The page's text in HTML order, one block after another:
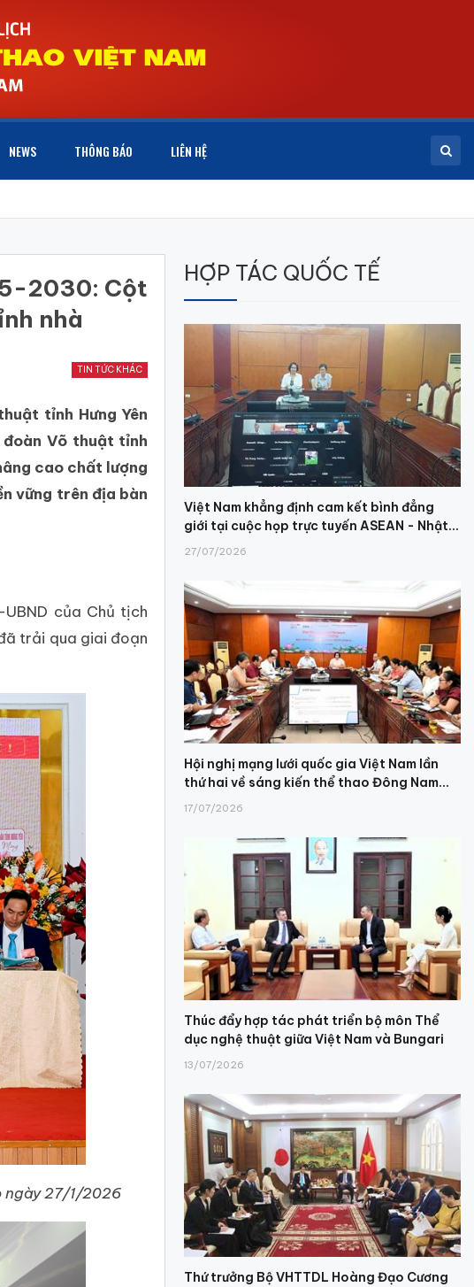
NEWS THÔNG BÁO LIÊN HỆ
2030: Cột
nhà
TIN TỨC KHÁC
tỉnh Hưng Yên
Võ thuật tỉnh
cao chất lượng
vững trên địa bàn
của Chủ tịch
trải qua giai đoạn
ngày 27/1/2026
HỢP TÁC QUỐC TẾ
Việt Nam khẳng định cam kết bình đẳng
giới tại cuộc họp trực tuyến ASEAN - Nhật...
27/07/2026
Hội nghị mạng lưới quốc gia Việt Nam lần
thứ hai về sáng kiến thể thao Đông Nam...
17/07/2026
Thúc đẩy hợp tác phát triển bộ môn Thể
dục nghệ thuật giữa Việt Nam và Bungari
13/07/2026
Thứ trưởng Bộ VHTTDL Hoàng Đạo Cương